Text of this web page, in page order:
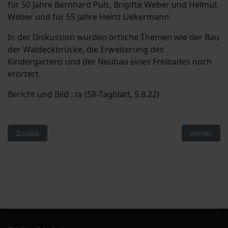
für 50 Jahre Bernhard Puls, Brigitte Weber und Helmut
Weber und für 55 Jahre Heinz Uekermann.
In der Diskussion wurden örtliche Themen wie der Bau
der Waldeckbrücke, die Erweiterung des
Kindergartens und der Neubau eines Freibades noch
erörtert.
Bericht und Bild : ta (SR-Tagblatt, 5.8.22)
Vorheriger Beitrag: Vorstandschaft im Grünen Ortsverband
Zurück Nächster
Weiter